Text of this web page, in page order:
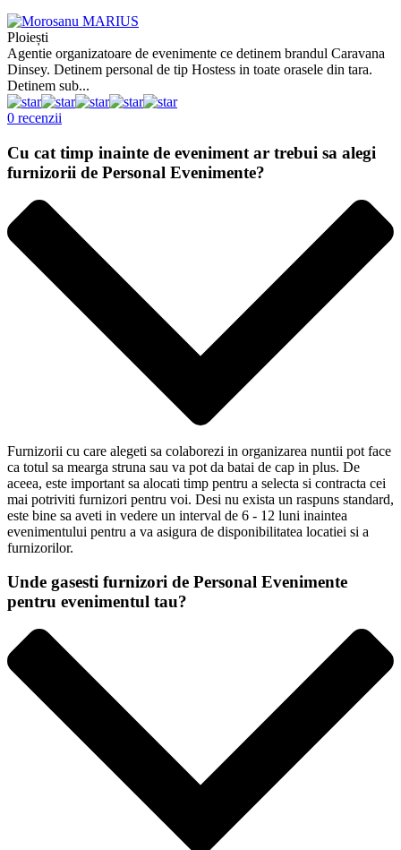
Ploiești
Agentie organizatoare de evenimente ce detinem brandul Caravana
Dinsey. Detinem personal de tip Hostess in toate orasele din tara.
Detinem sub...
0 recenzii
Cu cat timp inainte de eveniment ar trebui sa alegi
furnizorii de Personal Evenimente?
Furnizorii cu care alegeti sa colaborezi in organizarea nuntii pot face
ca totul sa mearga struna sau va pot da batai de cap in plus. De
aceea, este important sa alocati timp pentru a selecta si contracta cei
mai potriviti furnizori pentru voi. Desi nu exista un raspuns standard,
este bine sa aveti in vedere un interval de 6 - 12 luni inaintea
evenimentului pentru a va asigura de disponibilitatea locatiei si a
furnizorilor.
Unde gasesti furnizori de Personal Evenimente
pentru evenimentul tau?